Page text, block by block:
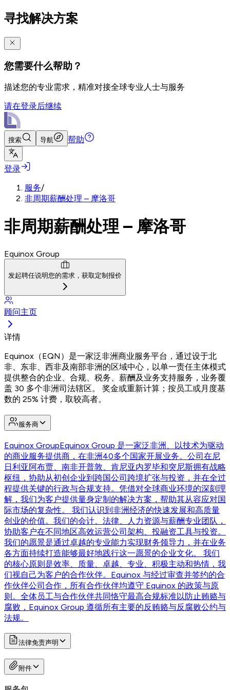
寻找解决方案
您需要什么帮助？
描述您的专业需求，精准对接全球专业人士与服务
请在登录后继续
搜索 导航 帮助
登录
服务/
非周期薪酬处理 – 摩洛哥
非周期薪酬处理 – 摩洛哥
Equinox Group
发起聘任说明您的需求，获取定制报价
顾问主页
详情
Equinox（EQN）是一家泛非洲商业服务平台，通过设于北
非、东非、西非及南部非洲的区域中心，以单一责任主体模式
提供整合的企业、合规、税务、薪酬及业务支持服务，业务覆
盖 30 多个非洲司法辖区。 奖金或重新计算；按员工或月度基
数的 25% 计费，取较高者。
服务商
Equinox GroupEquinox Group 是一家泛非洲、以技术为驱动
的商业服务提供商，在非洲40多个国家开展业务。公司在尼
日利亚阿布贾、南非开普敦、肯尼亚内罗毕和突尼斯拥有战略
枢纽，协助从初创企业到跨国公司跨境扩张与投资，并在全过
程提供关键的行政与合规支持。凭借对全球商业环境的深刻理
解，我们为客户提供量身定制的解决方案，帮助其从容应对国
际市场的复杂性。 我们认识到非洲经济的快速发展和高质量
创业的价值。我们的会计、法律、人力资源与薪酬专业团队，
协助客户在不同地区高效运营公司架构、投融资工具与投资。
我们的愿景是通过卓越的专业能力实现财务领导力，并在业务
各方面持续打造能够最好地践行这一愿景的企业文化。 我们
的核心原则是效率、质量、卓越、专业、积极主动和热情，我
们视自己为客户的合作伙伴。Equinox 与经过审查并签约的合
作伙伴公司合作，所有合作伙伴均遵守 Equinox 的政策与原
则。全体员工与合作伙伴共同恪守最高合规标准以防止贿赂与
腐败，Equinox Group 遵循所有主要的反贿赂与反腐败公约与
法规。
法律免责声明
附件